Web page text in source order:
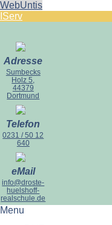
WebUntis
IServ
Adresse
Sumbecks
Holz 5,
44379
Dortmund
Telefon
0231 / 50 12
640
eMail
info@droste-
huelshoff-
realschule.de
Menu